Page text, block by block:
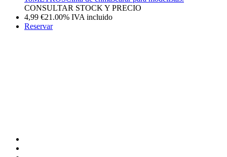
CONSULTAR STOCK Y PRECIO
4,99 €21.00% IVA incluido
Reservar